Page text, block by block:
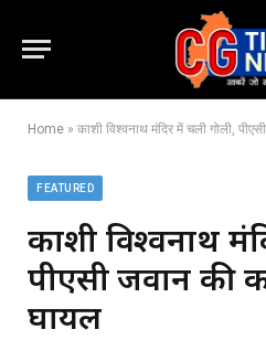
Home » काशी विश्वनाथ मंदिर में चली गोली,
FEATURED
काशी विश्वनाथ
पीएसी जवान की
घायल